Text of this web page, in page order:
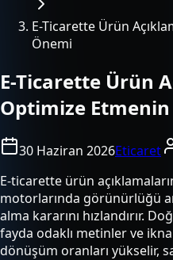
E-Ticarette Ürün
Önemi
E-Ticarette Ürün
Optimize
30 Haziran 2026Eticaret
E-ticarette ürün
motorlarında görünürlüğü
alma kararını hızlandırır.
fayda odaklı metinler ve
dönüşüm oranları yükselir,